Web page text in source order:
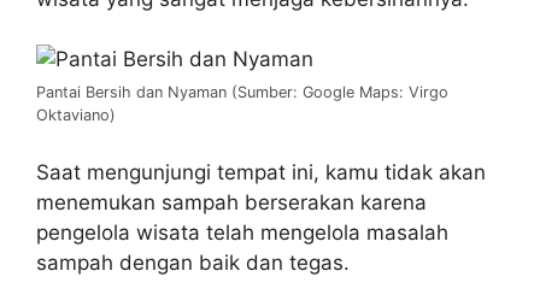
Pantai Bersih dan Nyaman (Sumber: Google Maps: Virgo
Oktaviano)
Saat mengunjungi tempat ini, kamu tidak akan
menemukan sampah berserakan karena
pengelola wisata telah mengelola masalah
sampah dengan baik dan tegas.